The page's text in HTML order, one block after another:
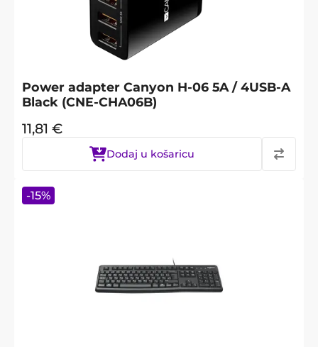
Power adapter Canyon H-06 5A / 4USB-A
Black (CNE-CHA06B)
11,81 €
Dodaj u košaricu
-15%